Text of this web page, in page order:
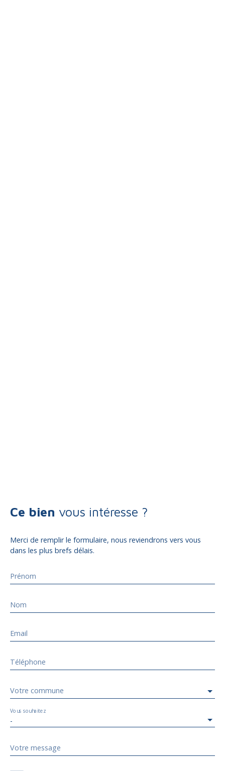
Ce bien vous intéresse ?
Merci de remplir le formulaire, nous reviendrons vers vous
dans les plus brefs délais.
Prénom
Nom
Email
Téléphone
Votre commune
-
Vous souhaitez
Votre message